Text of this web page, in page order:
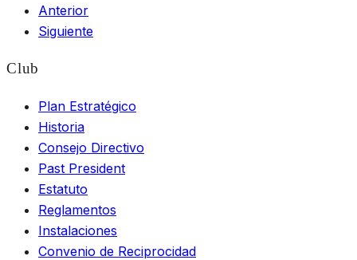
Anterior
Siguiente
Club
Plan Estratégico
Historia
Consejo Directivo
Past President
Estatuto
Reglamentos
Instalaciones
Convenio de Reciprocidad